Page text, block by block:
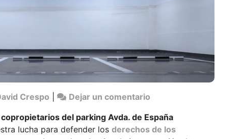
Crespo Dejar un comentario
ASAMBLEA
GENERAL
del parking Avda. de España
lucha para defender los derechos de los